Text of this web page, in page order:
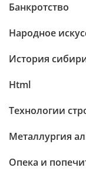
Банкротство
Народное
История
Html
Технологии
Металлургия
Опека и